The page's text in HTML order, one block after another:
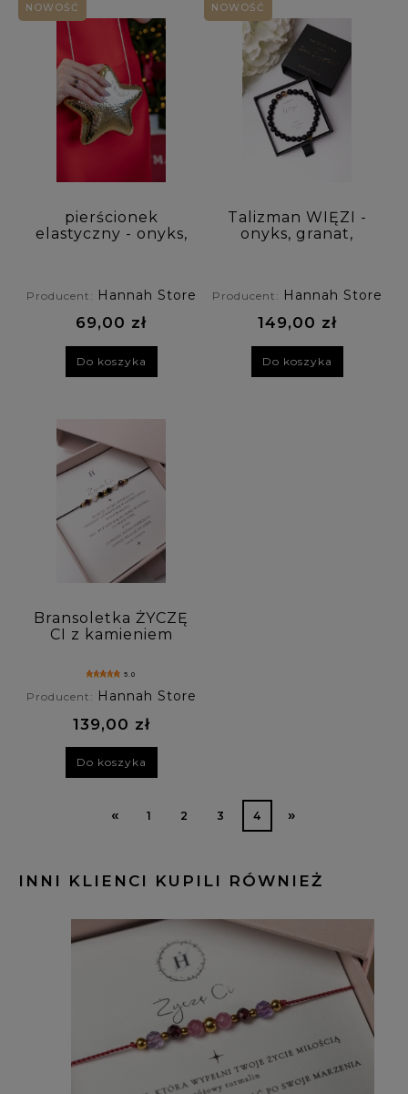
pierścionek
elastyczny - onyks,
Producent: Hannah Store
69,00 zł
Do koszyka
NOWOŚĆ
Talizman WIĘZI -
onyks, granat,
Producent: Hannah Store
149,00 zł
Do koszyka
NOWOŚĆ
Bransoletka ŻYCZĘ
CI z kamieniem
granatem i
5.0
Producent: Hannah Store
139,00 zł
Do koszyka
« 1 2 3 4 »
INNI KLIENCI KUPILI RÓWNIEŻ